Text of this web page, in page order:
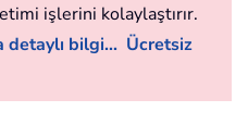
işlerini kolaylaştırır.
detaylı bilgi... Ücretsiz